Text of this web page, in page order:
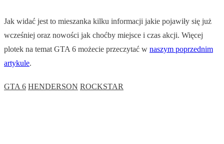
Jak widać jest to mieszanka kilku informacji jakie pojawiły się już
wcześniej oraz nowości jak choćby miejsce i czas akcji. Więcej
plotek na temat GTA 6 możecie przeczytać w naszym poprzednim
artykule.
GTA 6 HENDERSON ROCKSTAR